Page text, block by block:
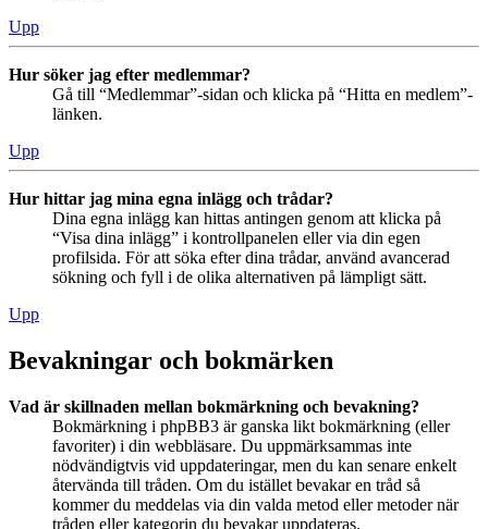
Upp
Hur söker jag efter medlemmar?
Gå till “Medlemmar”-sidan och klicka på “Hitta en medlem”-
länken.
Upp
Hur hittar jag mina egna inlägg och trådar?
Dina egna inlägg kan hittas antingen genom att klicka på
“Visa dina inlägg” i kontrollpanelen eller via din egen
profilsida. För att söka efter dina trådar, använd avancerad
sökning och fyll i de olika alternativen på lämpligt sätt.
Upp
Bevakningar och bokmärken
Vad är skillnaden mellan bokmärkning och bevakning?
Bokmärkning i phpBB3 är ganska likt bokmärkning (eller
favoriter) i din webbläsare. Du uppmärksammas inte
nödvändigtvis vid uppdateringar, men du kan senare enkelt
återvända till tråden. Om du istället bevakar en tråd så
kommer du meddelas via din valda metod eller metoder när
tråden eller kategorin du bevakar uppdateras.